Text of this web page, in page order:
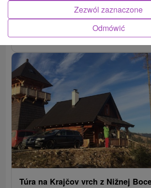
POKAZ
Túra na Krajčov vrch z Nižnej
Odmówić
Zezwól zaznaczone